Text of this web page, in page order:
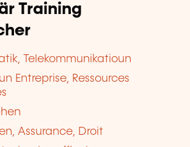
Training
Telekommunikatioun
Entreprise, Ressources
Assurance, Droit